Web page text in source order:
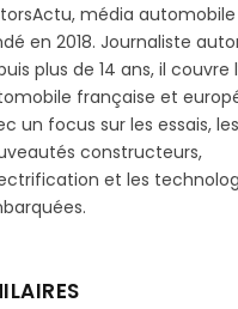
média
en 2018. Journaliste
plus de 14 ans, il couvre
française et
un focus sur les essais, les
constructeurs,
et les